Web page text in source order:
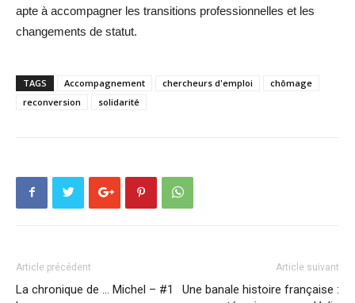
apte à accompagner les transitions professionnelles et les
changements de statut.
TAGS Accompagnement chercheurs d'emploi
chômage
reconversion
solidarité
Article précédent
La chronique de … Michel – #1
Article suivant
Une banale histoire française :